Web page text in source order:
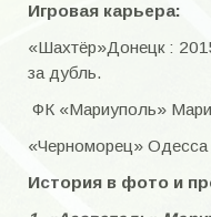
«Энергия»
Байда Станислав
Баранов Юрий
Игровая карьера:
«Шахтёр»Донецк :
за дубль.
ФК «Мариуполь»
«Черноморец»
История в фото и